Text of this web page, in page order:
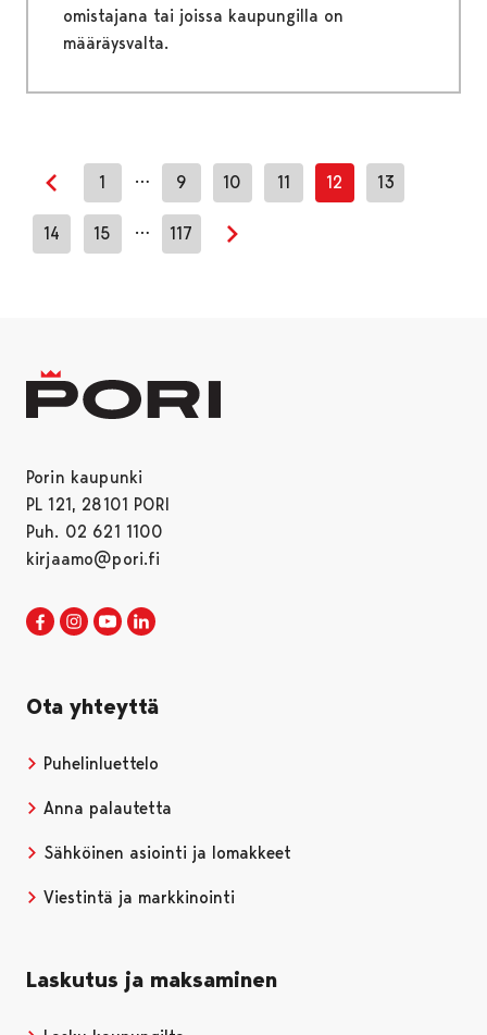
omistajana tai joissa kaupungilla on
määräysvalta.
Edellinen sivu
1 … 9 10 11 12 13
14 15 … 117
Seuraava sivu
Porin kaupunki
PL 121, 28101 PORI
Puh. 02 621 1100
kirjaamo@pori.fi
Porin kaupunki Facebookissa
Avautuu uudessa välilehdessä
Porin kaupunki Instagramissa
Avautuu uudessa välilehdessä
Porin kaupunki Youtubessa
Avautuu uudessa välilehdessä
Ota yhteyttä
Puhelinluettelo
Anna palautetta
Sähköinen asiointi ja lomakkeet
Viestintä ja markkinointi
Laskutus ja maksaminen